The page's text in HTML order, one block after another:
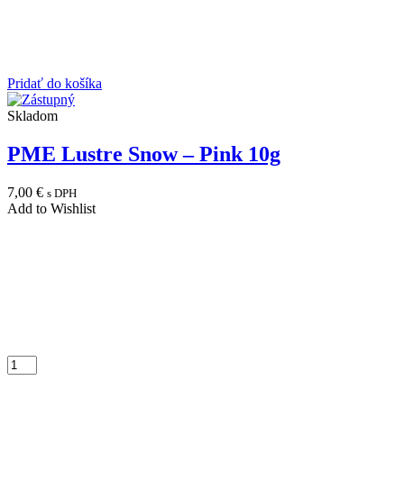
Pridať do košíka
Skladom
PME Lustre Snow – Pink 10g
7,00 € s DPH
Add to Wishlist